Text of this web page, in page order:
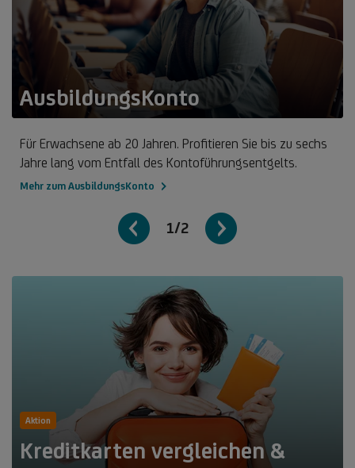
AusbildungsKonto
Für Erwachsene ab 20 Jahren. Profitieren Sie bis zu sechs
Jahre lang vom Entfall des Kontoführungsentgelts.
Mehr zum AusbildungsKonto
1/2
Aktion
Kreditkarten vergleichen &